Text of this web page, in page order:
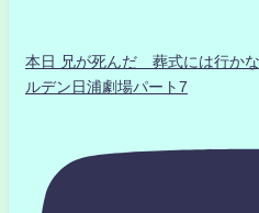
本日 兄が死んだ 葬式には行か
ルデン日浦劇場パート7